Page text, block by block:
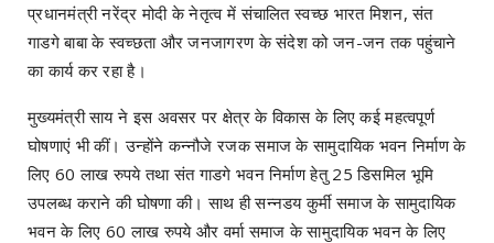
प्रधानमंत्री नरेंद्र मोदी के नेतृत्व में संचालित स्वच्छ भारत मिशन, संत
गाडगे बाबा के स्वच्छता और जनजागरण के संदेश को जन-जन तक पहुंचाने
का कार्य कर रहा है।
मुख्यमंत्री साय ने इस अवसर पर क्षेत्र के विकास के लिए कई महत्वपूर्ण
घोषणाएं भी कीं। उन्होंने कन्नौजे रजक समाज के सामुदायिक भवन निर्माण के
लिए 60 लाख रुपये तथा संत गाडगे भवन निर्माण हेतु 25 डिसमिल भूमि
उपलब्ध कराने की घोषणा की। साथ ही सन्नडय कुर्मी समाज के सामुदायिक
भवन के लिए 60 लाख रुपये और वर्मा समाज के सामुदायिक भवन के लिए